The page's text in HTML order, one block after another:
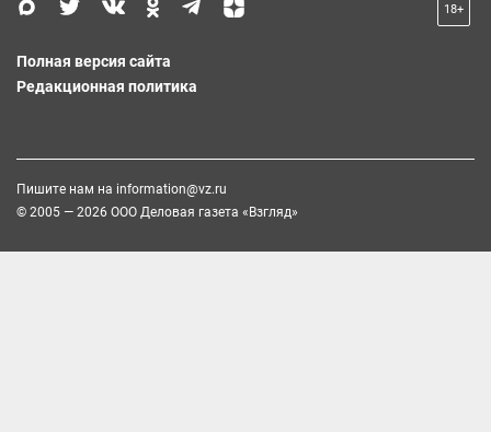
18+
Полная версия сайта
Редакционная политика
Пишите нам на information@vz.ru
© 2005 — 2026 ООО Деловая газета «Взгляд»